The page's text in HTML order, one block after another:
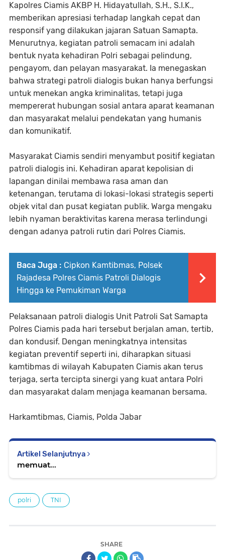
Kapolres Ciamis AKBP H. Hidayatullah, S.H., S.I.K.,
memberikan apresiasi terhadap langkah cepat dan
responsif yang dilakukan jajaran Satuan Samapta.
Menurutnya, kegiatan patroli semacam ini adalah
bentuk nyata kehadiran Polri sebagai pelindung,
pengayom, dan pelayan masyarakat. Ia menegaskan
bahwa strategi patroli dialogis bukan hanya berfungsi
untuk menekan angka kriminalitas, tetapi juga
mempererat hubungan sosial antara aparat keamanan
dan masyarakat melalui pendekatan yang humanis
dan komunikatif.
Masyarakat Ciamis sendiri menyambut positif kegiatan
patroli dialogis ini. Kehadiran aparat kepolisian di
lapangan dinilai membawa rasa aman dan
ketenangan, terutama di lokasi-lokasi strategis seperti
objek vital dan pusat kegiatan publik. Warga mengaku
lebih nyaman beraktivitas karena merasa terlindungi
dengan adanya patroli rutin dari Polres Ciamis.
Baca Juga : Cipkon Kamtibmas, Polsek
Rajadesa Polres Ciamis Patroli Dialogis
Hingga ke Pemukiman Warga
Pelaksanaan patroli dialogis Unit Patroli Sat Samapta
Polres Ciamis pada hari tersebut berjalan aman, tertib,
dan kondusif. Dengan meningkatnya intensitas
kegiatan preventif seperti ini, diharapkan situasi
kamtibmas di wilayah Kabupaten Ciamis akan terus
terjaga, serta tercipta sinergi yang kuat antara Polri
dan masyarakat dalam menjaga keamanan bersama.
Harkamtibmas, Ciamis, Polda Jabar
Artikel Selanjutnya
memuat...
polri TNI
SHARE